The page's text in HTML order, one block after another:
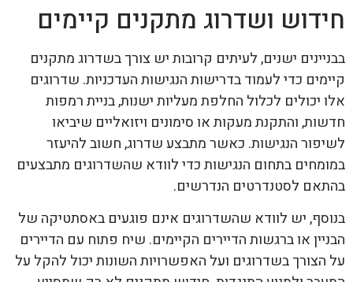
חידוש ושדרוג מתקנים קיימים
בבניינים ישנים, לעיתים קרובות יש צורך בשדרוג מתקנים
קיימים כדי לעמוד בדרישות הנגישות העדכניות. שדרוגים
אלו יכולים לכלול החלפת מעליות ישנות, בניית רמפות
חדשות, והתקנת מעקות או סימונים ויזואליים שיביאו
לשיפור הנגישות. כאשר מתבצע שדרוג, חשוב להיעזר
במומחים בתחום הנגישות כדי לוודא שהשדרוגים מתבצעים
בהתאם לסטנדרטים הנדרשים.
בנוסף, יש לוודא שהשדרוגים אינם פוגעים באסתטיקה של
הבניין או ברגשות הדיירים הקיימים. שיח פתוח עם הדיירים
על הצורך בשדרוגים ועל האפשרויות השונות יכול להקל על